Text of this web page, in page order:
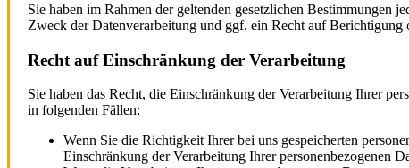
Sie haben im Rahmen der geltenden gesetzlichen Bestimmungen
Zweck der Datenverarbeitung und ggf. ein Recht auf Berichtigung
Recht auf Einschränkung der Verarbeitung
Sie haben das Recht, die Einschränkung der Verarbeitung Ihrer
in folgenden Fällen:
Wenn Sie die Richtigkeit Ihrer bei uns gespeicherten
Einschränkung der Verarbeitung Ihrer personenbezogenen